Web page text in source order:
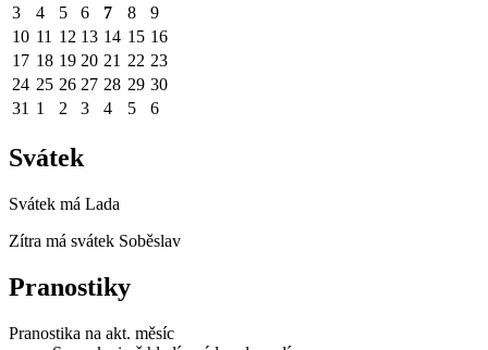
3
4 5 6 7 8
9
10 11 12 13 14 15 16
17 18 19 20 21 22 23
24 25 26 27 28 29 30
31 1 2 3 4 5 6
Svátek
Svátek má Lada
Zítra má svátek Soběslav
Pranostiky
Pranostika na akt. měsíc